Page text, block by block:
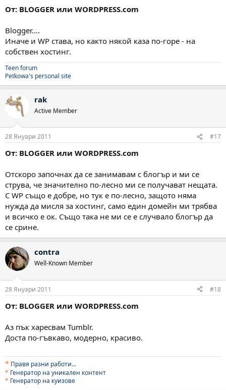
От: BLOGGER или WORDPRESS.com
Blogger....
Иначе и WP става, но както някой каза по-горе - на
собствен хостинг.
Teen forum
Petkowa's personal site
rak
Active Member
28 Януари 2011 #17
От: BLOGGER или WORDPRESS.com
Отскоро започнах да се занимавам с блогър и ми се
струва, че значително по-лесно ми се получават нещата.
С WP също е добре, но тук е по-лесно, защото няма
нужда да мисля за хостинг, само един домейн ми трябва
и всичко е ок. Също така не ми се е случвало блогър да
се срине.
contra
Well-Known Member
28 Януари 2011 #18
От: BLOGGER или WORDPRESS.com
Аз пък харесвам Tumblr.
Доста по-гъвкаво, модерно, красиво.
* Правя разни работи...
* Генератор на уникален контент
* Генератор на куизове